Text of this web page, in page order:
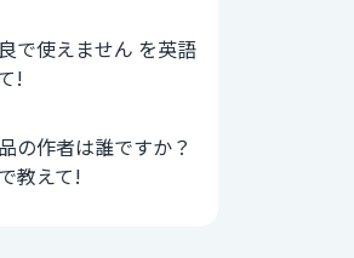
で使えません を英語
!
の作者は誰ですか？
教えて!